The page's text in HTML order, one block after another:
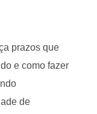
prazos que
e como fazer
de